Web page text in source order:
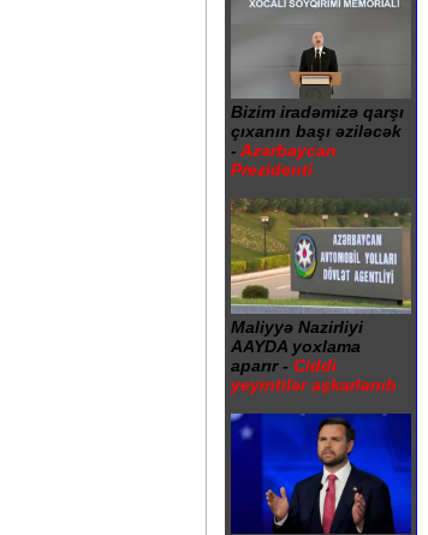
Bizim iradəmizə qarşı
çıxanın başı əziləcək
- Azərbaycan
Prezidenti
Maliyyə Nazirliyi
AAYDA yoxlama
aparır - Ciddi
yeyintilər aşkarlanıb